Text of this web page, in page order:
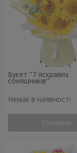
Букет "7 яскравих
соняшників"
Немає в наявності
Уточнити